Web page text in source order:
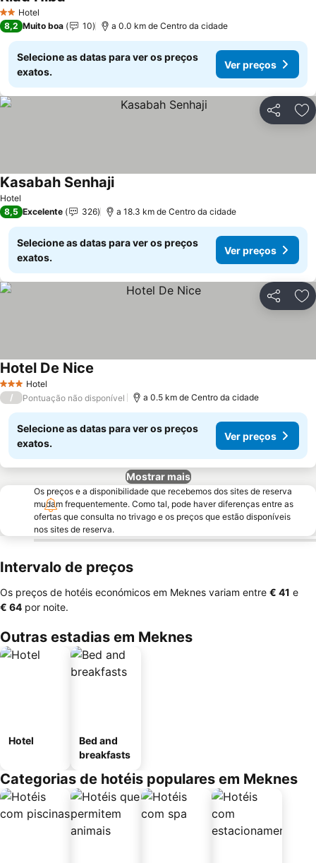
2 Estrelas
Hotel
8,2 Muito boa 10 a 0.0 km de Centro da cidade
Selecione as datas para ver os preços
exatos.
Ver preços
Partilhar
Hotel
Kasabah SenhajiVer preços
8,5 Excelente 326 a 18.3 km de Centro da cidade
Selecione as datas para ver os preços
exatos.
Ver preços
Partilhar
3 EstrelasHotel
Hotel De Nice
/ Pontuação não disponível a 0.5 km de Centro da cidade
Selecione as datas para ver os preços
exatos.
Ver preços
Mostrar mais
Os preços e a disponibilidade que recebemos dos sites de reserva
mudam frequentemente. Como tal, pode haver diferenças entre as
ofertas que consulta no trivago e os preços que estão disponíveis
nos sites de reserva.
Intervalo de preços
Os preços de hotéis económicos em Meknes variam entre ‎€ 41 e
‎€ 64 por noite.
Outras estadias em Meknes
Hotel
Bed and
breakfasts
Categorias de hotéis populares em Meknes